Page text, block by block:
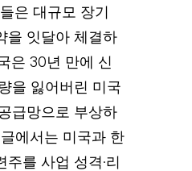
은 대규모 장기
을 잇달아 체결하
은 30년 만에 신
을 잃어버린 미국
급망으로 부상하
에서는 미국과 한
주를 사업 성격·리